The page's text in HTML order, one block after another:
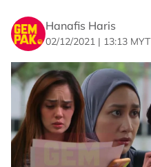
Hanafis Haris
02/12/2021 | 13:13 MYT